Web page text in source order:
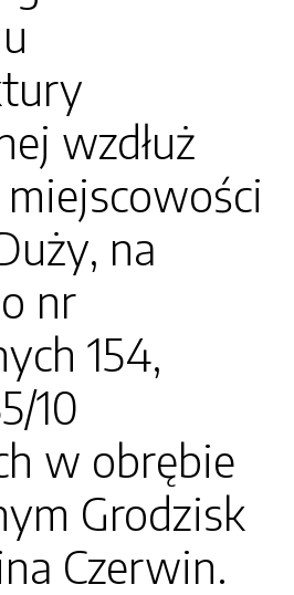
wzdłuż
na
nr
154,
10
w obrębie
Grodzisk
Czerwin.